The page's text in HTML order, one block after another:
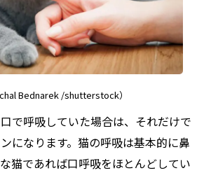
Bednarek /shutterstock）
で呼吸していた場合は、それだけで
になります。猫の呼吸は基本的に鼻
猫であれば口呼吸をほとんどしてい